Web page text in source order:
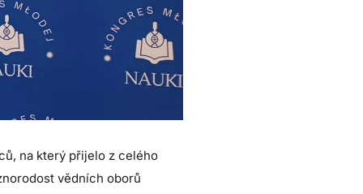
na který přijelo z celého
vědních oborů